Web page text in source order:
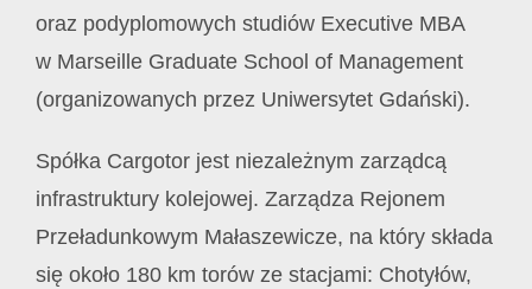
oraz podyplomowych studiów Executive MBA
w Marseille Graduate School of Management
(organizowanych przez Uniwersytet Gdański).
Spółka Cargotor jest niezależnym zarządcą
infrastruktury kolejowej. Zarządza Rejonem
Przeładunkowym Małaszewicze, na który składa
się około 180 km torów ze stacjami: Chotyłów,